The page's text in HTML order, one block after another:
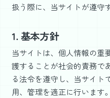
扱う際に、当サイトが遵守
1. 基本方針
当サイトは、個人情報の重
護することが社会的責務で
る法令を遵守し、当サイト
用、管理を適正に行います